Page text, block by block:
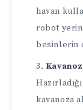
havan
robot
besinlerin
kavanoza